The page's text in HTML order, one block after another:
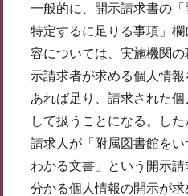
一般的に、開示請求書の
特定するに足りる事項」
容については、実施機関
示請求者が求める個人情
あれば足り、請求された
して扱うことになる。し
請求人が「附属図書館を
わかる文書」という開示
分かる個人情報の開示が